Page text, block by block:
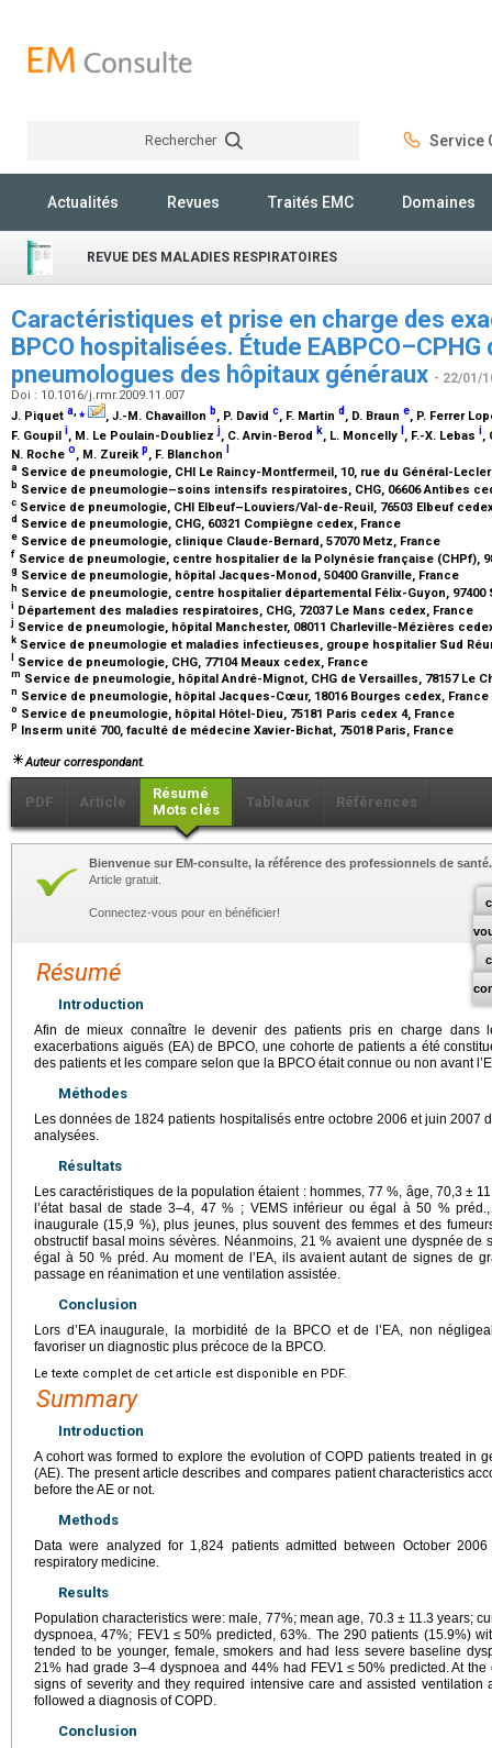
Rechercher Service
Actualités Revues Traités EMC Domaines
REVUE DES MALADIES RESPIRATOIRES
Caractéristiques et prise en charge des
BPCO hospitalisées. Étude
pneumologues des hôpitaux généraux - 22/01/
Doi : 10.1016/j.rmr.2009.11.007
J. Piquet a,⁎ , J.-M. Chavaillon b, P. David c, F. Martin d , D. Braun e, P. Ferrer
F. Goupil i, M. Le Poulain-Doubliezj, C. Arvin-Berod k, L. Moncelly , F.-X. Lebas i,
N. Roche o, M. Zureikp, F. Blanchon
a Service de pneumologie, CHI Le Raincy-Montfermeil, 10, rue du Général-
b Service de pneumologie–soins intensifs respiratoires, CHG, 06606 Antibes
c Service de pneumologie, CHI Elbeuf–Louviers/Val-de-Reuil, 76503 Elbeuf
d Service de pneumologie, CHG, 60321 Compiègne cedex, France
e Service de pneumologie, clinique Claude-Bernard, 57070 Metz, France
f Service de pneumologie, centre hospitalier de la Polynésie française (CHPf),
g Service de pneumologie, hôpital Jacques-Monod, 50400 Granville, France
h Service de pneumologie, centre hospitalier départemental Félix-Guyon, 97400
i Département des maladies respiratoires, CHG, 72037 Le Mans cedex, France
j Service de pneumologie, hôpital Manchester, 08011 Charleville-Mézières
k Service de pneumologie et maladies infectieuses, groupe hospitalier Sud
Service de pneumologie, CHG, 77104 Meaux cedex, France
m Service de pneumologie, hôpital André-Mignot, CHG de Versailles, 78157 Le
n Service de pneumologie, hôpital Jacques-Cœur, 18016 Bourges cedex, France
o Service de pneumologie, hôpital Hôtel-Dieu, 75181 Paris cedex 4, France
p Inserm unité 700, faculté de médecine Xavier-Bichat, 75018 Paris, France
Auteur correspondant.
PDF Article
Résumé
Mots clés
Tableaux Références
Bienvenue sur EM-consulte, la référence des professionnels de santé.
Article gratuit.
Connectez-vous pour en bénéficier!
Résumé
Introduction
Afin de mieux connaître le devenir des patients pris en charge dans
exacerbations aiguës (EA) de BPCO, une cohorte de patients a été
des patients et les compare selon que la BPCO était connue ou non avant
Méthodes
Les données de 1824 patients hospitalisés entre octobre 2006 et juin 2007
analysées.
Résultats
Les caractéristiques de la population étaient : hommes, 77 %, âge, 70,3 ±
l’état basal de stade 3–4, 47 % ; VEMS inférieur ou égal à 50 %
inaugurale (15,9 %), plus jeunes, plus souvent des femmes et des
obstructif basal moins sévères. Néanmoins, 21 % avaient une dyspnée de
égal à 50 % préd. Au moment de l’EA, ils avaient autant de signes de
passage en réanimation et une ventilation assistée.
Conclusion
Lors d’EA inaugurale, la morbidité de la BPCO et de l’EA, non
favoriser un diagnostic plus précoce de la BPCO.
Le texte complet de cet article est disponible en PDF.
Summary
Introduction
A cohort was formed to explore the evolution of COPD patients treated in
(AE). The present article describes and compares patient characteristics
before the AE or not.
Methods
Data were analyzed for 1,824 patients admitted between October
respiratory medicine.
Results
Population characteristics were: male, 77%; mean age, 70.3 ± 11.3 years;
dyspnoea, 47%; FEV1 ≤ 50% predicted, 63%. The 290 patients (15.9%)
tended to be younger, female, smokers and had less severe baseline
21% had grade 3–4 dyspnoea and 44% had FEV1 ≤ 50% predicted. At
signs of severity and they required intensive care and assisted ventilation
followed a diagnosis of COPD.
Conclusion